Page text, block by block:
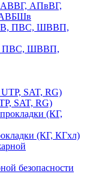
АВВГ, АПвВГ,
АВБШв
ПВС, ШВВП,
SAT, RG)
(КГ, КГхл)
безопасности